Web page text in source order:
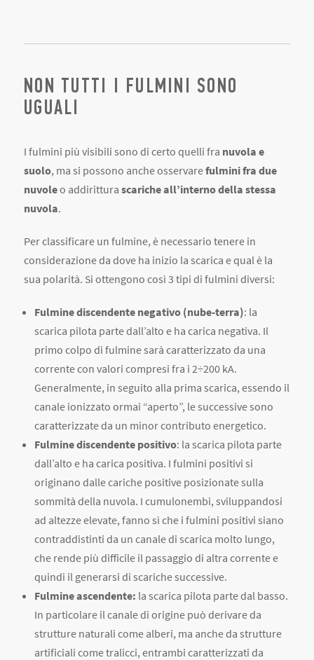
NON TUTTI I FULMINI SONO
UGUALI
I fulmini più visibili sono di certo quelli fra nuvola e
suolo, ma si possono anche osservarefulmini fra due
nuvoleo addirittura scariche all’interno della stessa
nuvola.
Per classificare un fulmine, è necessario tenere in
considerazione da dove ha inizio la scarica e qual è la
sua polarità. Si ottengono così 3 tipi di fulmini diversi:
Fulmine discendente negativo (nube-terra): la
scarica pilota parte dall’alto e ha carica negativa. Il
primo colpo di fulmine sarà caratterizzato da una
corrente con valori compresi fra i 2÷200 kA.
Generalmente, in seguito alla prima scarica, essendo il
canale ionizzato ormai “aperto”, le successive sono
caratterizzate da un minor contributo energetico.
Fulmine discendente positivo: la scarica pilota parte
dall’alto e ha carica positiva. I fulmini positivi si
originano dalle cariche positive posizionate sulla
sommità della nuvola. I cumulonembi, sviluppandosi
ad altezze elevate, fanno sì che i fulmini positivi siano
contraddistinti da un canale di scarica molto lungo,
che rende più difficile il passaggio di altra corrente e
quindi il generarsi di scariche successive.
Fulmine ascendente: la scarica pilota parte dal basso.
In particolare il canale di origine può derivare da
strutture naturali come alberi, ma anche da strutture
artificiali come tralicci, entrambi caratterizzati da